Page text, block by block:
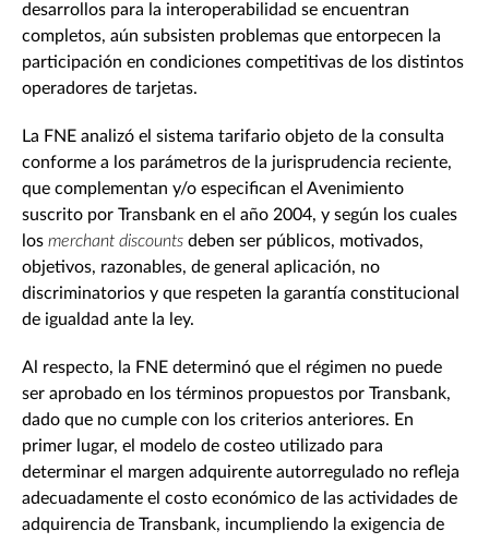
desarrollos para la interoperabilidad se encuentran
completos, aún subsisten problemas que entorpecen la
participación en condiciones competitivas de los distintos
operadores de tarjetas.
La FNE analizó el sistema tarifario objeto de la consulta
conforme a los parámetros de la jurisprudencia reciente,
que complementan y/o especifican el Avenimiento
suscrito por Transbank en el año 2004, y según los cuales
los merchant discounts deben ser públicos, motivados,
objetivos, razonables, de general aplicación, no
discriminatorios y que respeten la garantía constitucional
de igualdad ante la ley.
Al respecto, la FNE determinó que el régimen no puede
ser aprobado en los términos propuestos por Transbank,
dado que no cumple con los criterios anteriores. En
primer lugar, el modelo de costeo utilizado para
determinar el margen adquirente autorregulado no refleja
adecuadamente el costo económico de las actividades de
adquirencia de Transbank, incumpliendo la exigencia de